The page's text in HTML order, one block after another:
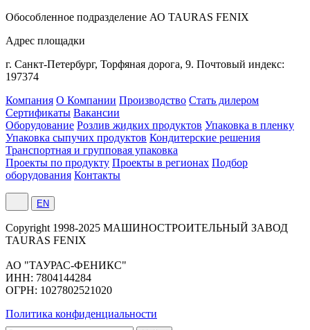
Обособленное подразделение АО TAURAS FENIX
Адрес площадки
г. Санкт-Петербург, Торфяная дорога, 9. Почтовый индекс:
197374
Компания О Компании Производство Стать дилером
Сертификаты Вакансии
Оборудование Розлив жидких продуктов Упаковка в пленку
Упаковка сыпучих продуктов Кондитерские решения
Транспортная и групповая упаковка
Проекты по продукту Проекты в регионах Подбор
оборудования Контакты
EN
Сopyright 1998-2025 МАШИНОСТРОИТЕЛЬНЫЙ ЗАВОД
TAURAS FENIX
АО "ТАУРАС-ФЕНИКС"
ИНН: 7804144284
ОГРН: 1027802521020
Политика конфиденциальности